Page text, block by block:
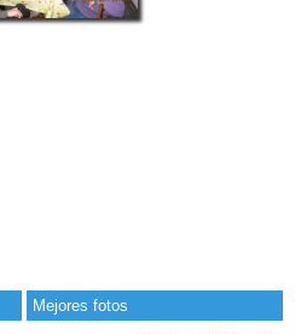
Mejores fotos